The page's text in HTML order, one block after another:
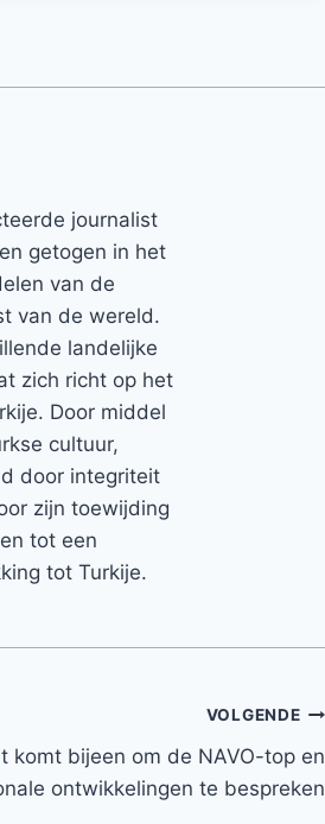
journalist
getogen in het
van de
van de wereld.
landelijke
zich richt op het
Door middel
cultuur,
door integriteit
zijn toewijding
tot een
tot Turkije.
VOLGENDE
komt bijeen om de NAVO-top en
ontwikkelingen te bespreken